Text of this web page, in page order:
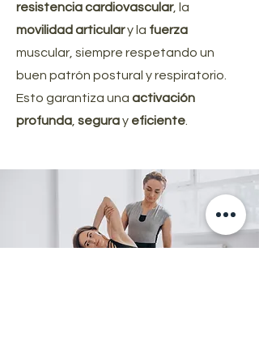
resistencia cardiovascular, la
movilidad articulary la fuerza
muscular, siempre respetando un
buen patrón postural y respiratorio.
Esto garantiza una activación
profunda seguray eficiente